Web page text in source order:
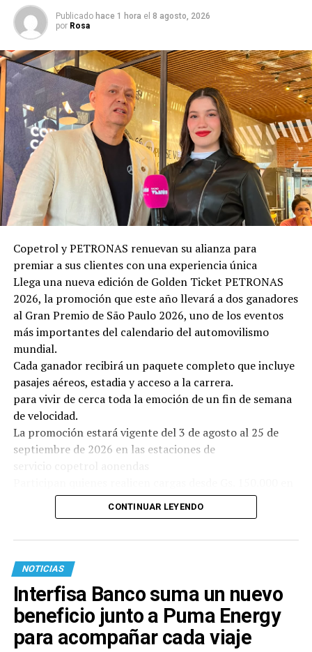
Publicado hace 1 hora el 8 agosto, 2026
por Rosa
Copetrol y PETRONAS renuevan su alianza para
premiar a sus clientes con una experiencia única
Llega una nueva edición de Golden Ticket PETRONAS
2026, la promoción que este año llevará a dos ganadores
al Gran Premio de São Paulo 2026, uno de los eventos
más importantes del calendario del automovilismo
mundial.
Cada ganador recibirá un paquete completo que incluye
pasajes aéreos, estadia y acceso a la carrera.
para vivir de cerca toda la emoción de un fin de semana
de velocidad.
La promoción estará vigente del 3 de agosto al 25 de
septiembre de 2026 en las estaciones de
Suprema o Diésel Elite y adquieran lubricantes
PETRONAS en las estaciones de servicio Copetrol. Cada
sus oportunidades de ganar, ya que recibirán dos
cupones por cada litro adquirido.
Para validar la participación, los clientes deberán subir
su factura al WhatsApp habilitado para la promoción,
siguiendo los pasos solicitados ya estarán participando.
CONTINUAR LEYENDO
NOTICIAS
Interfisa Banco suma un nuevo
beneficio junto a Puma Energy
para acompañar cada viaje